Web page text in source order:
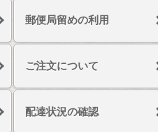
郵便局留めの利用
ご注文について
配達状況の確認